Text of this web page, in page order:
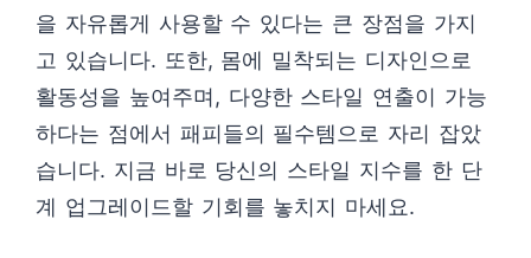
을 자유롭게 사용할 수 있다는 큰 장점을 가지
고 있습니다. 또한, 몸에 밀착되는 디자인으로
활동성을 높여주며, 다양한 스타일 연출이 가능
하다는 점에서 패피들의 필수템으로 자리 잡았
습니다. 지금 바로 당신의 스타일 지수를 한 단
계 업그레이드할 기회를 놓치지 마세요.